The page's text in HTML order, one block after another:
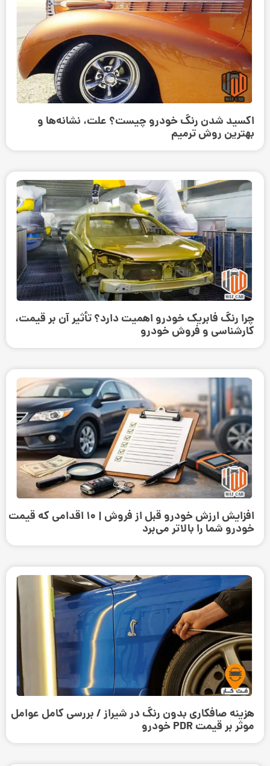
اکسید شدن رنگ خودرو چیست؟ علت، نشانه‌ها و
بهترین روش ترمیم
چرا رنگ فابریک خودرو اهمیت دارد؟ تأثیر آن بر قیمت،
کارشناسی و فروش خودرو
افزایش ارزش خودرو قبل از فروش | ۱۰ اقدامی که قیمت
خودرو شما را بالاتر می‌برد
هزینه صافکاری بدون رنگ در شیراز / بررسی کامل عوامل
موثر بر قیمت PDR خودرو